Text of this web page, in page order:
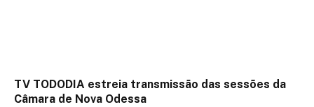
TV TODODIA estreia transmissão das sessões da
Câmara de Nova Odessa